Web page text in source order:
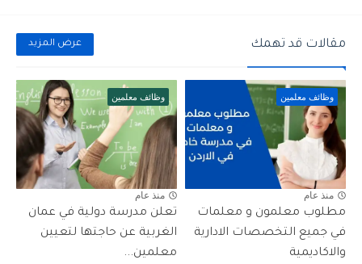
مقالات قد تهمك عرض المزيد
وظائف معلمين
منذ عام
مطلوب معلمون و معلمات
في جميع التخصصات الادارية
والاكاديمية
وظائف معلمين
منذ عام
تعلن مدرسة دولية في عمان
الغربية عن حاجتها لتعيين
معلمين...